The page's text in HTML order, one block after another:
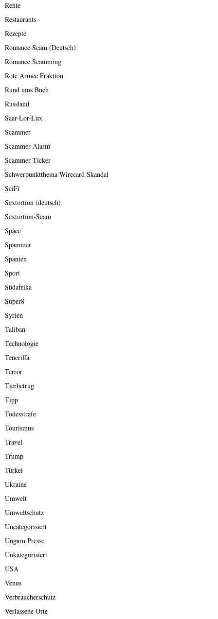
Rente
Restaurants
Rezepte
Romance Scam (Deutsch)
Romance Scamming
Rote Armee Fraktion
Rund ums Buch
Russland
Saar-Lor-Lux
Scammer
Scammer Alarm
Scammer Ticker
Schwerpunktthema Wirecard Skandal
SciFi
Sextortion (deutsch)
Sextortion-Scam
Space
Spammer
Spanien
Sport
Südafrika
Super8
Syrien
Taliban
Technologie
Teneriffa
Terror
Tierbetrug
Tipp
Todesstrafe
Tourismus
Travel
Trump
Türkei
Ukraine
Umwelt
Umweltschutz
Uncategorisiert
Ungarn Presse
Unkategorisiert
USA
Venus
Verbraucherschutz
Verlassene Orte